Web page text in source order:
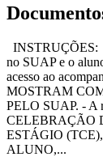
INSTRUÇÕES:
no SUAP e o
acesso ao
MOSTRAM
PELO SUAP. - A
CELEBRAÇÃO
ESTÁGIO
ALUNO,...